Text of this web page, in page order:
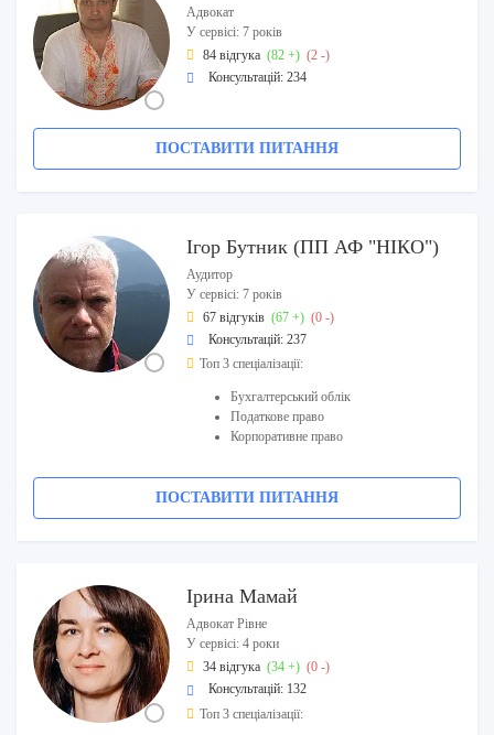
Адвокат
У сервісі: 7 років
84 відгука (82 +) (2 -)
Консультацій: 234
ПОСТАВИТИ ПИТАННЯ
Ігор Бутник (ПП АФ "НІКО")
Аудитор
У сервісі: 7 років
67 відгуків (67 +) (0 -)
Консультацій: 237
Топ 3 спеціалізації:
Бухгалтерський облік
Податкове право
Корпоративне право
ПОСТАВИТИ ПИТАННЯ
Ірина Мамай
Адвокат Рівне
У сервісі: 4 роки
34 відгука (34 +) (0 -)
Консультацій: 132
Топ 3 спеціалізації: